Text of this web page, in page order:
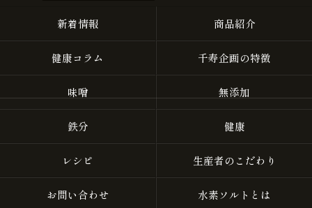
新着情報 商品紹介
健康コラム 千寿企画の特徴
味噌 無添加
鉄分 健康
レシピ 生産者のこだわり
お問い合わせ 水素ソルトとは